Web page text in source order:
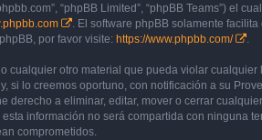
“phpBB Limited”, “phpBB Teams”) el
. El software phpBB solamente
por favor visite: https://www.phpbb.com/ .
otro material que pueda violar cualquier
lo creemos oportuno, con notificación a su
derecho a eliminar, editar, mover o cerrar
información no será compartida con ninguna
comprometidos.